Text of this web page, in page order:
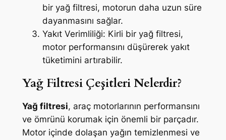
bir yağ filtresi, motorun daha uzun süre
dayanmasını sağlar.
Yakıt Verimliliği: Kirli bir yağ filtresi,
motor performansını düşürerek yakıt
tüketimini artırabilir.
Yağ Filtresi Çeşitleri Nelerdir?
Yağ filtresi, araç motorlarının performansını
ve ömrünü korumak için önemli bir parçadır.
Motor içinde dolaşan yağın temizlenmesi ve